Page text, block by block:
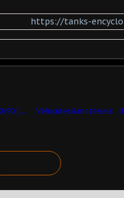
https://tanks-
BMPM : groupe Mousse des années 80/90 (pat Daniel Baldjian)